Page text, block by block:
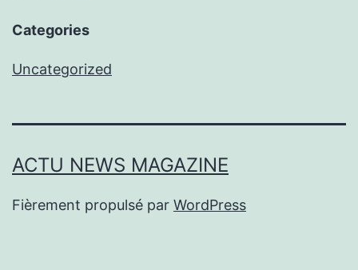
Categories
Uncategorized
ACTU NEWS MAGAZINE
Fièrement propulsé par WordPress